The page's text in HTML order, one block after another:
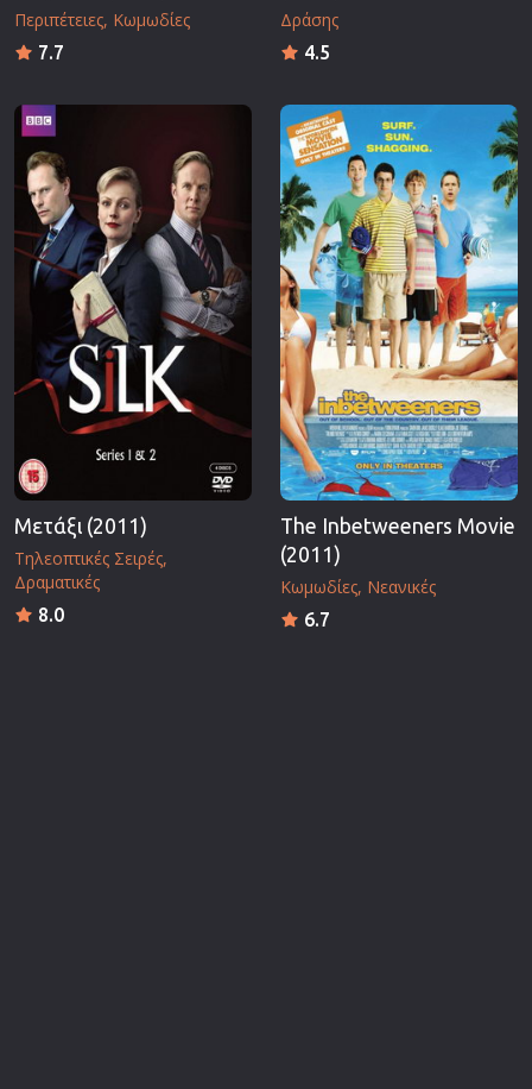
Περιπέτειες Κωμωδίες
7.7
Δράσης
4.5
Μετάξι (2011)
Τηλεοπτικές Σειρές
Δραματικές
8.0
The Inbetweeners Movie
(2011)
Κωμωδίες Νεανικές
6.7